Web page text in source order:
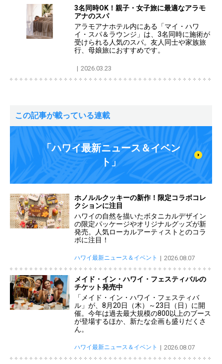
3名同時OK！親子・女子旅に最適なアラモ
アナのスパ
アラモアナホテル内にある「マイ・ハワ
イ・スパ＆ラウンジ」は、3名同時に施術が
受けられる人気のスパ。友人同士や家族旅
行、母娘旅におすすめです。
2026.03.23
この記事が載っている連載
「ハワイ最新ニュース＆イベン
ト」
ホノルルクッキーの新作！限定コラボコレ
クションに注目
ハワイの自然を描いたボタニカルデザイン
の限定パッケージやオリジナルグッズが新
発売。人気ローカルアーティストとのコラ
ボに注目！
ハワイ最新ニュース＆イベント 2026.08.07
メイド・イン・ハワイ・フェスティバルの
チケット発売中
「メイド・イン・ハワイ・フェスティバ
ル」が、8月20日（木）～23日（日）に開
催。今年は過去最大規模の800以上のブース
が登場するほか、新たな企画も盛りだくさ
ん。
ハワイ最新ニュース＆イベント 2026.08.07